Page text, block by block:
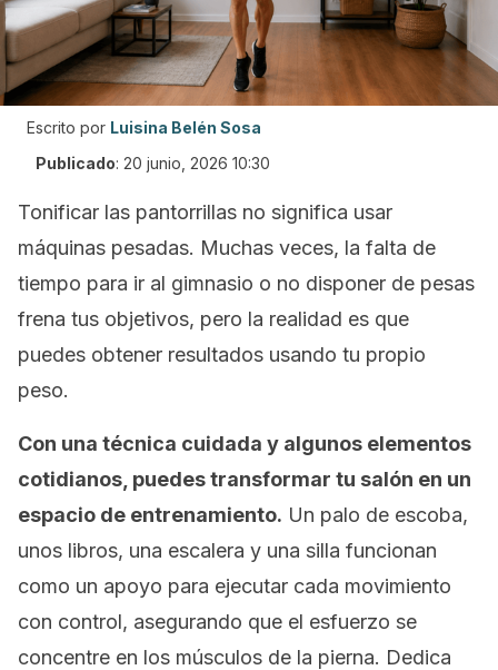
Escrito por Luisina Belén Sosa
Publicado: 20 junio, 2026 10:30
Tonificar las pantorrillas no significa usar
máquinas pesadas. Muchas veces, la falta de
tiempo para ir al gimnasio o no disponer de pesas
frena tus objetivos, pero la realidad es que
puedes obtener resultados usando tu propio
peso.
Con una técnica cuidada y algunos elementos
cotidianos, puedes transformar tu salón en un
espacio de entrenamiento. Un palo de escoba,
unos libros, una escalera y una silla funcionan
como un apoyo para ejecutar cada movimiento
con control, asegurando que el esfuerzo se
concentre en los músculos de la pierna. Dedica